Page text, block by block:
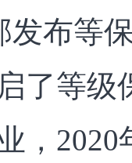
发布等
了等级
，